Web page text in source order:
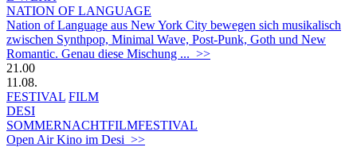
NATION OF LANGUAGE
Nation of Language aus New York City bewegen sich musikalisch
zwischen Synthpop, Minimal Wave, Post-Punk, Goth und New
Romantic. Genau diese Mischung ... >>
21.00
11.08.
FESTIVAL FILM
DESI
SOMMERNACHTFILMFESTIVAL
Open Air Kino im Desi >>